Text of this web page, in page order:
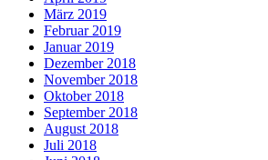
März 2019
Februar 2019
Januar 2019
Dezember 2018
November 2018
Oktober 2018
September 2018
August 2018
Juli 2018